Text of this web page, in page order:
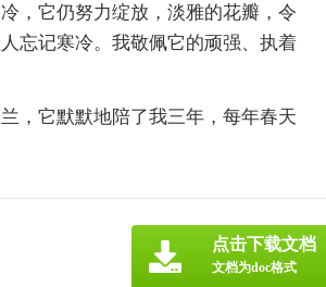
，它仍努力绽放，淡雅的花瓣，令
忘记寒冷。我敬佩它的顽强、执着
，它默默地陪了我三年，每年春天
点击下载文档
文档为doc格式